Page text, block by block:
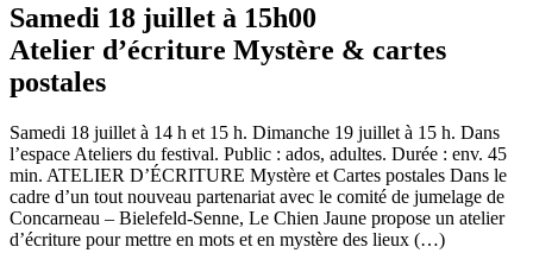
Samedi 18 juillet à 15h00
Atelier d’écriture Mystère & cartes
postales
Samedi 18 juillet à 14 h et 15 h. Dimanche 19 juillet à 15 h. Dans
l’espace Ateliers du festival. Public : ados, adultes. Durée : env. 45
min. ATELIER D’ÉCRITURE Mystère et Cartes postales Dans le
cadre d’un tout nouveau partenariat avec le comité de jumelage de
Concarneau – Bielefeld-Senne, Le Chien Jaune propose un atelier
d’écriture pour mettre en mots et en mystère des lieux (…)